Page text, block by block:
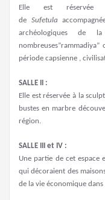
Elle est réservée
de Sufetula
archéologiques de
période capsienne ,
SALLE II :
Elle est réservée à la
bustes en marbre
région.
SALLE III et IV :
Une partie de cet espace
qui décoraient des
de la vie économique